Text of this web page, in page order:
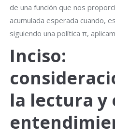
de una función que nos
acumulada esperada cuando,
siguiendo una política π,
Inciso:
la lectura y